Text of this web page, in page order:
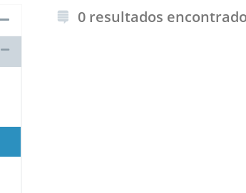
0 resultados